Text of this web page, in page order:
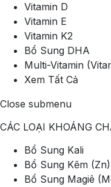
Vitamin D
Vitamin E
Vitamin K2
Bổ Sung DHA
Multi-Vitamin
Xem Tất Cả
Close submenu
CÁC LOẠI KHOÁNG
Bổ Sung Kali
Bổ Sung Kẽm (Zn)
Bổ Sung Magiê